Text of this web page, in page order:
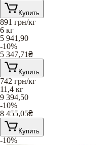
Купить
891 грн/кг
6 кг
5 941,90
-10%
5 347,71₴
Купить
742 грн/кг
11,4 кг
9 394,50
-10%
8 455,05₴
Купить
-10%